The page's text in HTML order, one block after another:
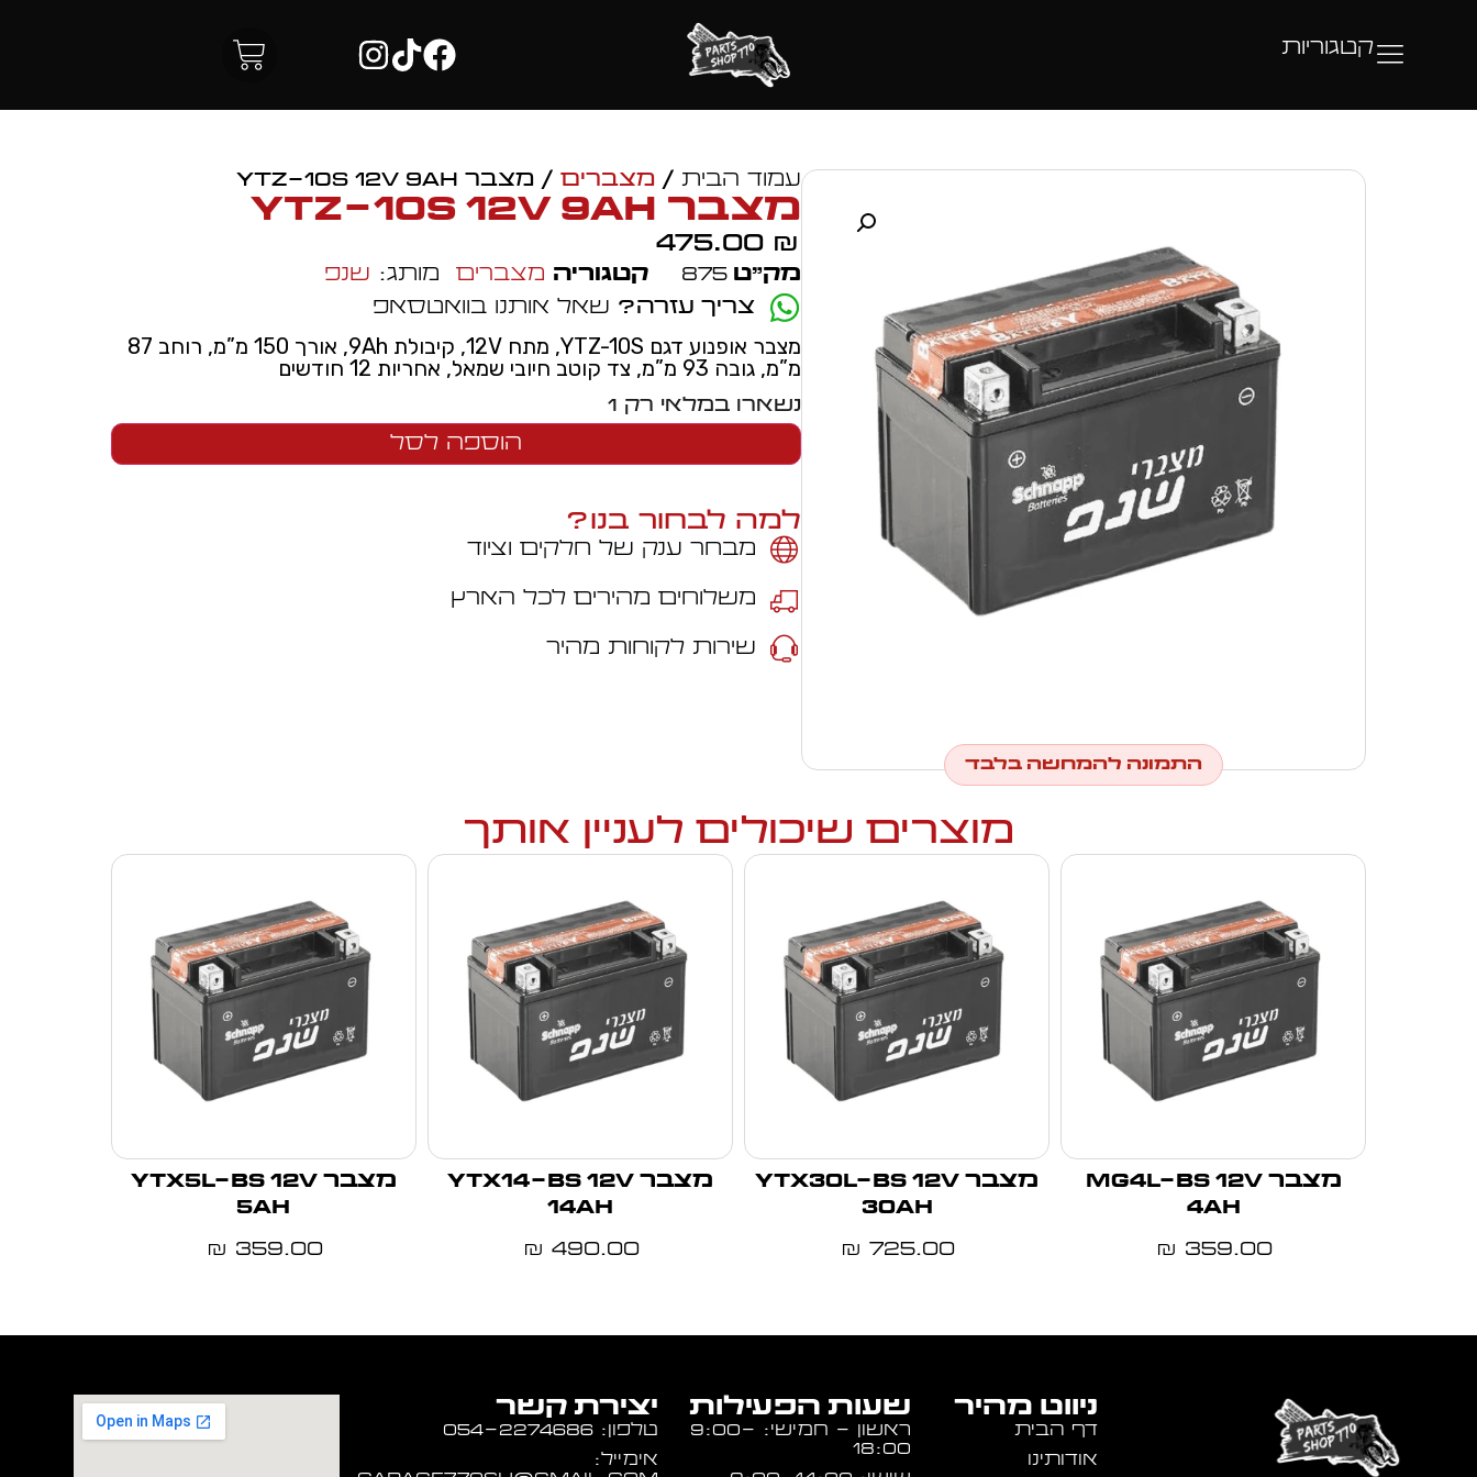
קטגוריות
התמונה להמחשה בלבד
עמוד הבית/ מצברים/ מצבר YTZ-10S 12V 9Ah
מצבר YTZ-10S 12V 9Ah
475.00 ₪
מק״ט 875 קטגוריה מצברים מותג: שנפ
צריך עזרה? שאל אותנו בוואטסאפ
מצבר אופנוע דגם YTZ-10S, מתח 12V, קיבולת 9Ah, אורך 150 מ”מ, רוחב 87
מ”מ, גובה 93 מ”מ, צד קוטב חיובי שמאל, אחריות 12 חודשים
נשארו במלאי רק 1
הוספה לסל
למה לבחור בנו?
מבחר ענק של חלקים וציוד
משלוחים מהירים לכל הארץ
שירות לקוחות מהיר
מוצרים שיכולים לעניין אותך
מצבר MG4L-BS 12V
4Ah
359.00
₪
מצבר YTX30L-BS 12V
30Ah
725.00
₪
מצבר YTX14-BS 12V
14Ah
490.00
₪
מצבר YTX5L-BS 12V
5Ah
359.00
₪
ניווט מהיר
דף הבית
אודותינו
שעות הפעילות
ראשון - חמישי: 9:00-
18:00
יצירת קשר
טלפון: 054-2274686
אימייל: